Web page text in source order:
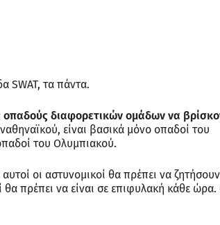
SWAT, τα πάντα.
διαφορετικών ομάδων να
είναι βασικά μόνο οπαδοί του
του Ολυμπιακού.
οι αστυνομικοί θα πρέπει να
θα πρέπει να είναι σε επιφυλακή κάθε